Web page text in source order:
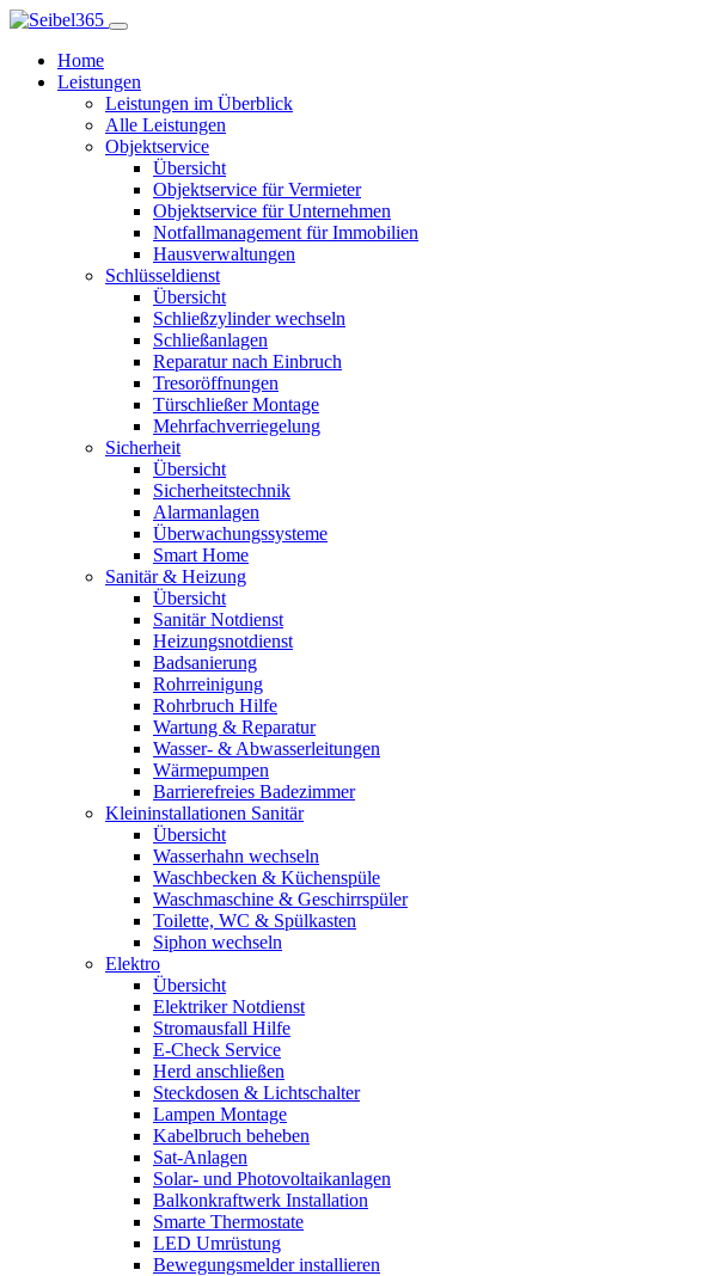
Home
Leistungen
Leistungen im Überblick
Alle Leistungen
Objektservice
Übersicht
Objektservice für Vermieter
Objektservice für Unternehmen
Notfallmanagement für Immobilien
Hausverwaltungen
Schlüsseldienst
Übersicht
Schließzylinder wechseln
Schließanlagen
Reparatur nach Einbruch
Tresoröffnungen
Türschließer Montage
Mehrfachverriegelung
Sicherheit
Übersicht
Sicherheitstechnik
Alarmanlagen
Überwachungssysteme
Smart Home
Sanitär & Heizung
Übersicht
Sanitär Notdienst
Heizungsnotdienst
Badsanierung
Rohrreinigung
Rohrbruch Hilfe
Wartung & Reparatur
Wasser- & Abwasserleitungen
Wärmepumpen
Barrierefreies Badezimmer
Kleininstallationen Sanitär
Übersicht
Wasserhahn wechseln
Waschbecken & Küchenspüle
Waschmaschine & Geschirrspüler
Toilette, WC & Spülkasten
Siphon wechseln
Elektro
Übersicht
Elektriker Notdienst
Stromausfall Hilfe
E-Check Service
Herd anschließen
Steckdosen & Lichtschalter
Lampen Montage
Kabelbruch beheben
Sat-Anlagen
Solar- und Photovoltaikanlagen
Balkonkraftwerk Installation
Smarte Thermostate
LED Umrüstung
Bewegungsmelder installieren